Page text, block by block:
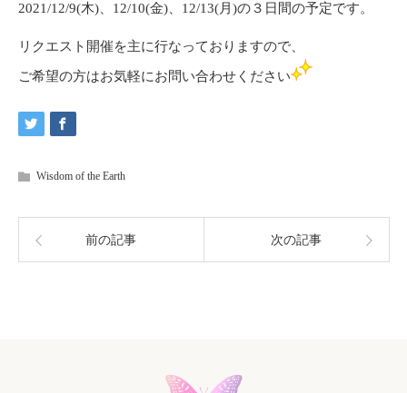
2021/12/9(木)、12/10(金)、12/13(月)の３日間の予定です。
リクエスト開催を主に行なっておりますので、
ご希望の方はお気軽にお問い合わせ ください
Wisdom of the Earth
前の記事 次の記事